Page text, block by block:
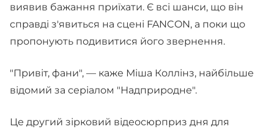
виявив бажання приїхати. Є всі шанси, що він
справді з'явиться на сцені FANCON, а поки що
пропонують подивитися його звернення.
"Привіт, фани", — каже Міша Коллінз, найбільше
відомий за серіалом "Надприродне".
Це другий зірковий відеосюрприз дня для